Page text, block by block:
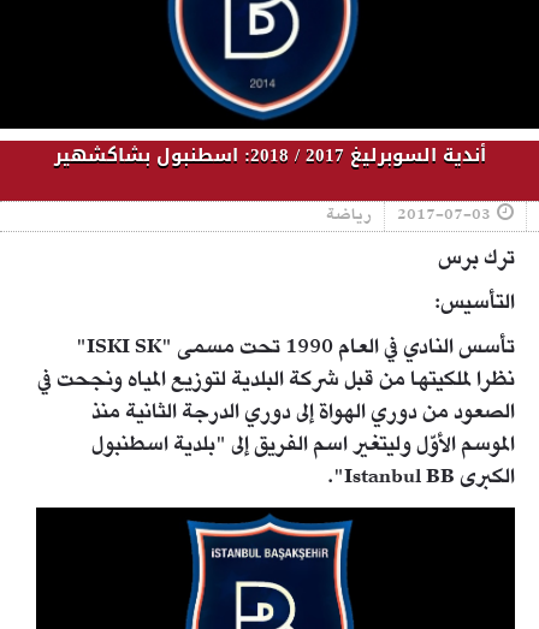
أندية السوبرليغ 2017 / 2018: اسطنبول بشاكشهير
2017-07-03 رياضة
ترك برس
التأسيس:
تأسس النادي في العام 1990 تحت مسمى "ISKI SK"
نظرا لملكيتها من قبل شركة البلدية لتوزيع المياه ونجحت في
الصعود من دوري الهواة إلى دوري الدرجة الثانية منذ
الموسم الأوّل وليتغير اسم الفريق إلى "بلدية اسطنبول
الكبرى Istanbul BB".